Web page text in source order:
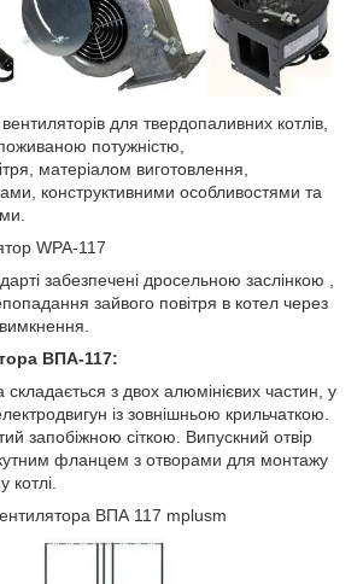
для твердопаливних котлів,
потужністю,
матеріалом виготовлення,
конструктивними особливостями та
WPA-117
забезпечені дросельною заслінкою ,
зайвого повітря в котел через
ВПА-117:
з двох алюмінієвих частин, у
із зовнішньою крильчаткою.
запобіжною сіткою. Випускний отвір
фланцем з отворами для монтажу
ВПА 117 mplusm